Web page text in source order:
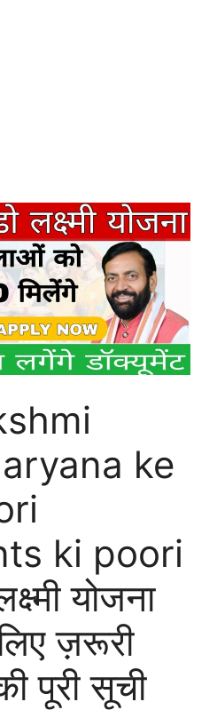
ke
ki poori
योजना
ज़रूरी
पूरी सूची